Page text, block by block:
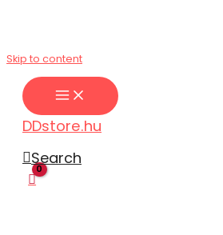
Skip to content
DDstore.hu
Search